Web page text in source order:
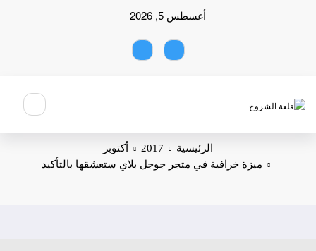
أغسطس 5, 2026
الرئيسية 2017
أكتوبر
ميزة خرافية في متجر جوجل بلاي ستعشقها بالتأكيد